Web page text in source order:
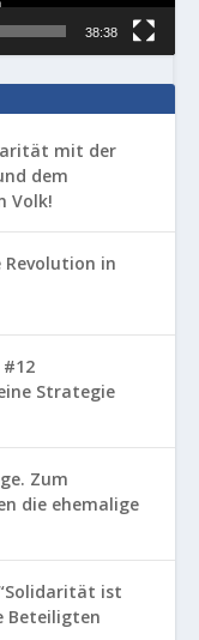
38:38
mit der
dem
Volk!
in
#12
Strategie
Zum
die ehemalige
ist
Beteiligten